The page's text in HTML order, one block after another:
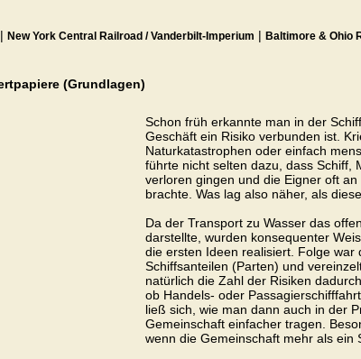
| New York Central Railroad / Vanderbilt-Imperium | Baltimore & Ohio
(Grundlagen)
Schon früh erkannte man in der
Geschäft ein Risiko verbunden ist.
Naturkatastrophen oder einfach
führte nicht selten dazu, dass Schiff,
verloren gingen und die Eigner oft
brachte. Was lag also näher, als
Da der Transport zu Wasser das
darstellte, wurden konsequenter
die ersten Ideen realisiert. Folge war
Schiffsanteilen (Parten) und
natürlich die Zahl der Risiken
ob Handels- oder
ließ sich, wie man dann auch in der
Gemeinschaft einfacher tragen.
wenn die Gemeinschaft mehr als ein